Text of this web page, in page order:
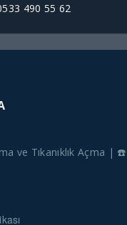
490 55 62
ve Tıkanıklık Açma |